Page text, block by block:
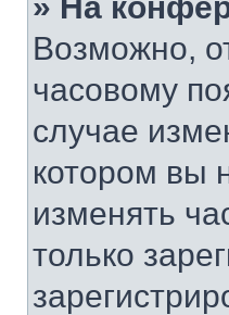
Возможно,
часовому
случае
котором вы
изменять
только